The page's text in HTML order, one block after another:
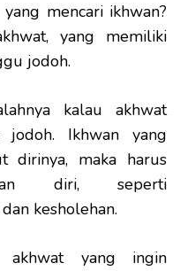
mencari ikhwan?
yang memiliki
jodoh.
kalau akhwat
jodoh. Ikhwan yang
dirinya, maka harus
diri, seperti
kesholehan.
yang ingin